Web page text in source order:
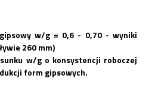
w/g = 0,6 - 0,70 - wyniki
260 mm)
w/g o konsystencji roboczej
form gipsowych.